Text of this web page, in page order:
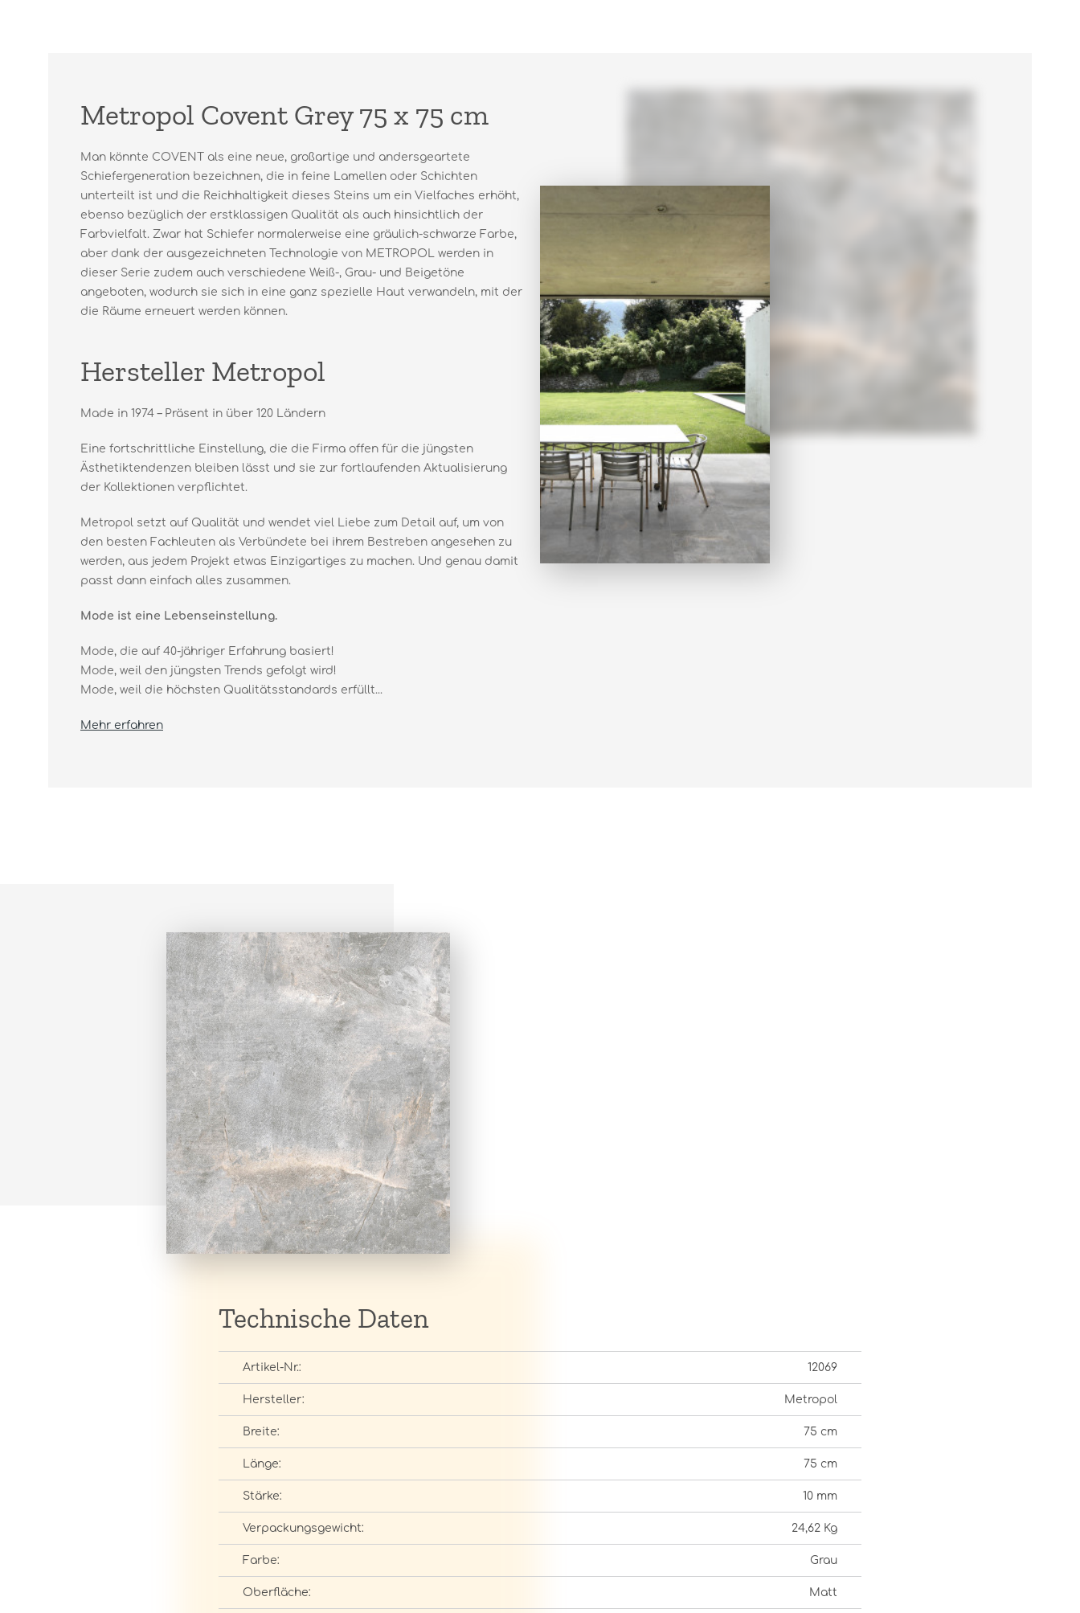
Metropol Covent Grey 75 x 75 cm
Man könnte COVENT als eine neue, großartige und andersgeartete
Schiefergeneration bezeichnen, die in feine Lamellen oder Schichten
unterteilt ist und die Reichhaltigkeit dieses Steins um ein Vielfaches erhöht,
ebenso bezüglich der erstklassigen Qualität als auch hinsichtlich der
Farbvielfalt. Zwar hat Schiefer normalerweise eine gräulich-schwarze Farbe,
aber dank der ausgezeichneten Technologie von METROPOL werden in
dieser Serie zudem auch verschiedene Weiß-, Grau- und Beigetöne
angeboten, wodurch sie sich in eine ganz spezielle Haut verwandeln, mit der
die Räume erneuert werden können.
Hersteller Metropol
Made in 1974 – Präsent in über 120 Ländern
Eine fortschrittliche Einstellung, die die Firma offen für die jüngsten
Ästhetiktendenzen bleiben lässt und sie zur fortlaufenden Aktualisierung
der Kollektionen verpflichtet.
Metropol setzt auf Qualität und wendet viel Liebe zum Detail auf, um von
den besten Fachleuten als Verbündete bei ihrem Bestreben angesehen zu
werden, aus jedem Projekt etwas Einzigartiges zu machen. Und genau damit
passt dann einfach alles zusammen.
Mode ist eine Lebenseinstellung.
Mode, die auf 40-jähriger Erfahrung basiert!
Mode, weil den jüngsten Trends gefolgt wird!
Mode, weil die höchsten Qualitätsstandards erfüllt...
Mehr erfahren
Technische Daten
Artikel-Nr.: 12069
Hersteller: Metropol
Breite: 75 cm
Länge: 75 cm
Stärke: 10 mm
Verpackungsgewicht: 24,62 Kg
Farbe: Grau
Oberfläche: Matt